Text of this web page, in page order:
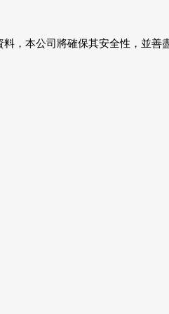
，本公司將確保其安全性，並善